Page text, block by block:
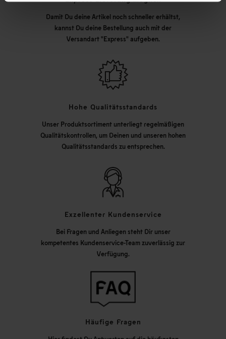
Damit Du deine Artikel noch schneller erhältst,
kannst Du deine Bestellung auch mit der
Versandart "Express" aufgeben.
Hohe Qualitätsstandards
Unser Produktsortiment unterliegt regelmäßigen
Qualitätskontrollen, um Deinen und unseren hohen
Qualitätsstandards zu entsprechen.
Exzellenter Kundenservice
Bei Fragen und Anliegen steht Dir unser
kompetentes Kundenservice-Team zuverlässig zur
Verfügung.
Häufige Fragen